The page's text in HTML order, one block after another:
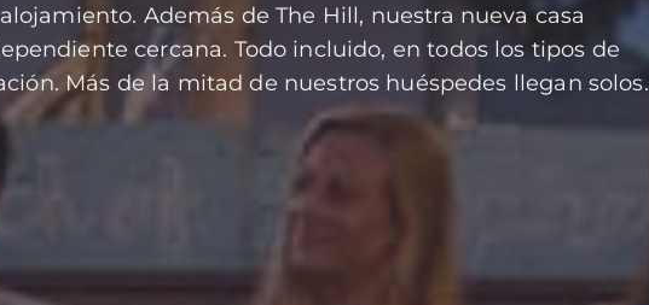
alojamiento. Además de The Hill, nuestra nueva casa
cercana. Todo incluido, en todos los tipos de
Más de la mitad de nuestros huéspedes llegan solos.